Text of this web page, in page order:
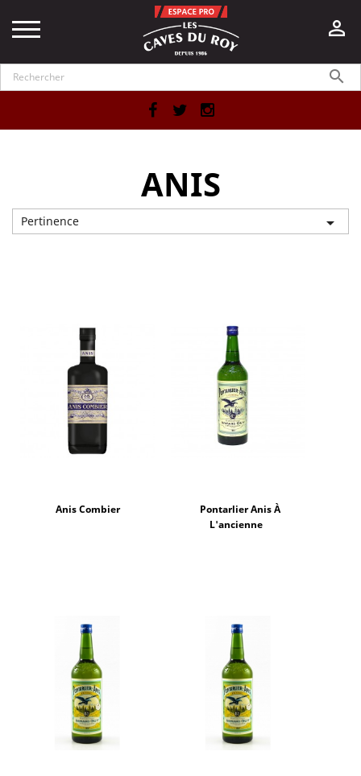


Facebook
ANIS
Pertinence 
Anis Combier
Pontarlier Anis À
L'ancienne